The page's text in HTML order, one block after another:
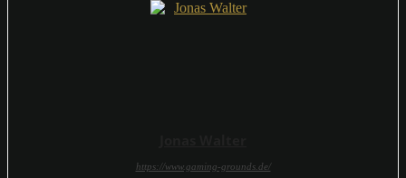
https://www.gaming-grounds.de/